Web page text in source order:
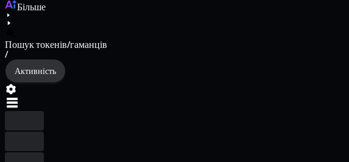
Більше
Пошук токенів/гаманців
/
Активність